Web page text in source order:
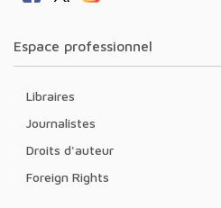
Espace professionnel
Libraires
Journalistes
Droits d'auteur
Foreign Rights